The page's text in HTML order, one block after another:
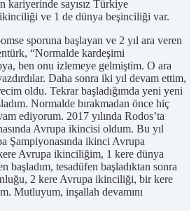
kariyerinde sayısız Türkiye
ve 1 de dünya beşinciliği var.
sporuna başlayan ve 2 yıl ara veren
“Normalde kardeşimi
ben onu izlemeye gelmiştim. O ara
Daha sonra iki yıl devam ettim,
oldu. Tekrar başladığımda yeni yeni
Normalde bırakmadan önce hiç
ediyorum. 2017 yılında Rodos’ta
Avrupa ikincisi oldum. Bu yıl
Şampiyonasında ikinci Avrupa
Avrupa ikinciliğim, 1 kere dünya
başladım, tesadüfen başladıktan sonra
2 kere Avrupa ikinciliği, bir kere
Mutluyum, inşallah devamını